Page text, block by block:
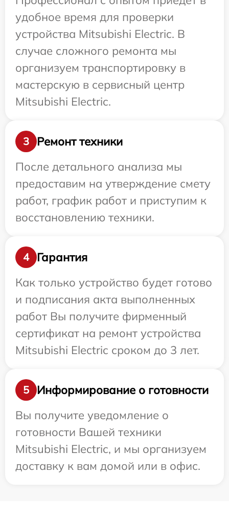
удобное время для проверки
устройства Mitsubishi Electric. В
случае сложного ремонта мы
организуем транспортировку в
мастерскую в сервисный центр
Mitsubishi Electric.
3
Ремонт техники
После детального анализа мы
предоставим на утверждение смету
работ, график работ и приступим к
восстановлению техники.
4
Гарантия
Как только устройство будет готово
и подписания акта выполненных
работ Вы получите фирменный
сертификат на ремонт устройства
Mitsubishi Electric сроком до 3 лет.
5
Информирование о готовности
Вы получите уведомление о
готовности Вашей техники
Mitsubishi Electric, и мы организуем
доставку к вам домой или в офис.